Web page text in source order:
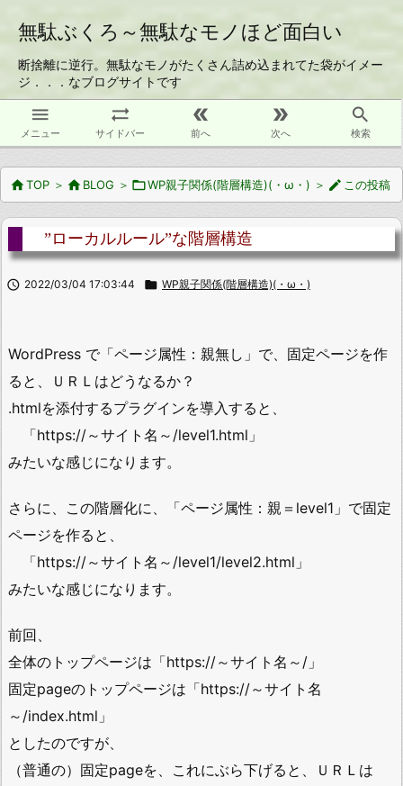
無駄ぶくろ～無駄なモノほど面白い
断捨離に逆行。無駄なモノがたくさん詰め込まれてた袋がイメー
ジ．．．なブログサイトです

メニュー

サイドバー

前へ

次へ

検索
TOP ＞BLOG ＞WP親子関係(階層構造)(・ω・) ＞  この投稿
”ローカルルール”な階層構造
 2022/03/04 17:03:44  WP親子関係(階層構造)(・ω・)
WordPress で「ページ属性：親無し」で、固定ページを作
ると、ＵＲＬはどうなるか？
.htmlを添付するプラグインを導入すると、
「https://～サイト名～/level1.html」
みたいな感じになります。
さらに、この階層化に、「ページ属性：親＝level1」で固定
ページを作ると、
「https://～サイト名～/level1/level2.html」
みたいな感じになります。
前回、
全体のトップページは「https://～サイト名～/」
固定pageのトップページは「https://～サイト名
～/index.html」
としたのですが、
（普通の）固定pageを、これにぶら下げると、ＵＲＬは